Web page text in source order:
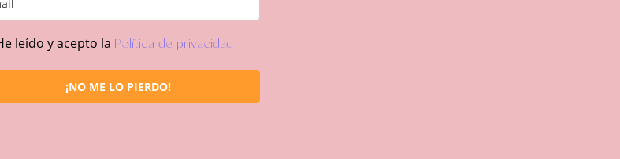
leído y acepto la Política de privacidad
¡NO ME LO PIERDO!